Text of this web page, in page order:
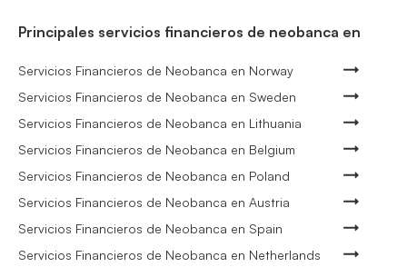
Principales servicios financieros de neobanca en
Servicios Financieros de Neobanca en Norway
Servicios Financieros de Neobanca en Sweden
Servicios Financieros de Neobanca en Lithuania
Servicios Financieros de Neobanca en Belgium
Servicios Financieros de Neobanca en Poland
Servicios Financieros de Neobanca en Austria
Servicios Financieros de Neobanca en Spain
Servicios Financieros de Neobanca en Netherlands